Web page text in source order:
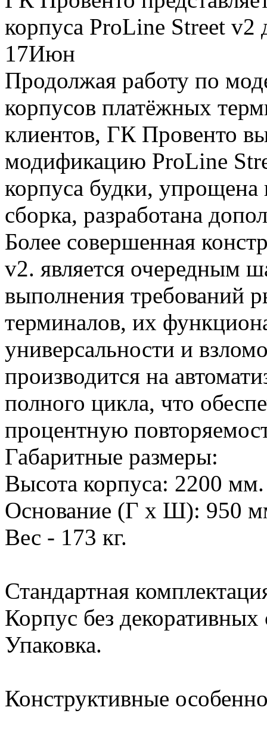
корпуса ProLine Street v2
17Июн
Продолжая работу по
корпусов платёжных
клиентов, ГК Провенто
модификацию ProLine
корпуса будки, упрощена
сборка, разработана
Более совершенная
v2. является очередным
выполнения требований
терминалов, их
универсальности и
производится на
полного цикла, что
процентную
Габаритные размеры:
Высота корпуса: 2200 мм.
Основание (Г х Ш): 950
Вес - 173 кг.
Стандартная
Корпус без
Упаковка.
Конструктивные